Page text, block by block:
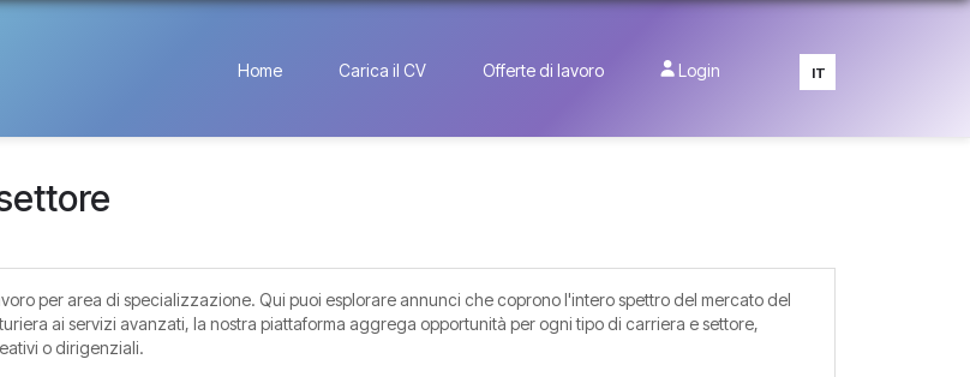
Home Carica il CV Offerte di lavoro Login IT
per area di specializzazione. Qui puoi esplorare annunci che coprono l'intero spettro del mercato del
ai servizi avanzati, la nostra piattaforma aggrega opportunità per ogni tipo di carriera e settore,
o dirigenziali.